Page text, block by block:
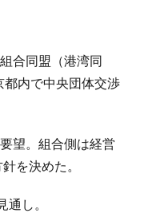
合同盟（港湾同
内で中央団体交渉
望。組合側は経営
を決めた。
し。